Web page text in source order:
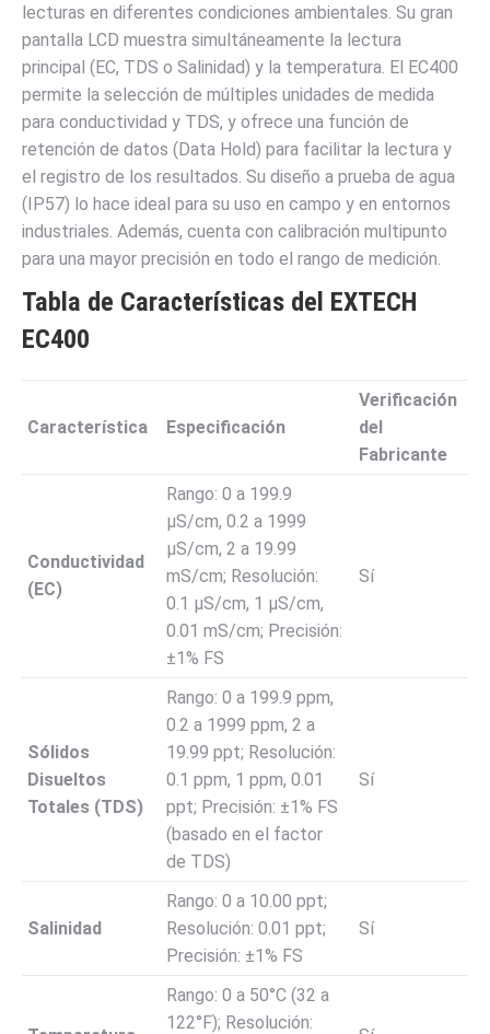
lecturas en diferentes condiciones ambientales. Su gran
pantalla LCD muestra simultáneamente la lectura
principal (EC, TDS o Salinidad) y la temperatura. El EC400
permite la selección de múltiples unidades de medida
para conductividad y TDS, y ofrece una función de
retención de datos (Data Hold) para facilitar la lectura y
el registro de los resultados. Su diseño a prueba de agua
(IP57) lo hace ideal para su uso en campo y en entornos
industriales. Además, cuenta con calibración multipunto
para una mayor precisión en todo el rango de medición.
Tabla de Características del EXTECH
EC400
Característica Especificación
Verificación
del
Fabricante
Conductividad
(EC)
Rango: 0 a 199.9
µS/cm, 0.2 a 1999
µS/cm, 2 a 19.99
mS/cm; Resolución:
0.1 µS/cm, 1 µS/cm,
0.01 mS/cm; Precisión:
±1% FS
Sí
Sólidos
Disueltos
Totales (TDS)
Rango: 0 a 199.9 ppm,
0.2 a 1999 ppm, 2 a
19.99 ppt; Resolución:
0.1 ppm, 1 ppm, 0.01
ppt; Precisión: ±1% FS
(basado en el factor
de TDS)
Sí
Salinidad
Rango: 0 a 10.00 ppt;
Resolución: 0.01 ppt;
Precisión: ±1% FS
Sí
Rango: 0 a 50°C (32 a
122°F); Resolución: